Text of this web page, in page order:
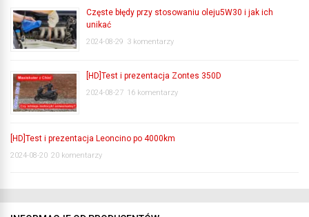
Częste błędy przy stosowaniu oleju5W30 i jak ich
unikać
2024-08-29 3 komentarzy
[HD]Test i prezentacja Zontes 350D
2024-08-27 16 komentarzy
[HD]Test i prezentacja Leoncino po 4000km
2024-08-20 20 komentarzy